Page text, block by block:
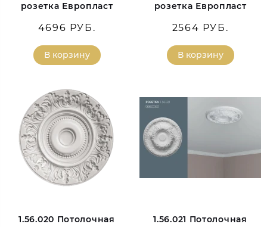
розетка Европласт
4696 РУБ.
В корзину
розетка Европласт
2564 РУБ.
В корзину
1.56.020 Потолочная
1.56.021 Потолочная